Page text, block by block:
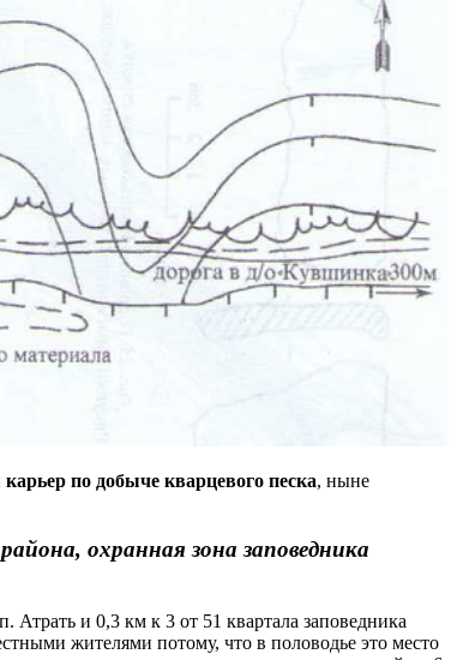
карьер по добыче кварцевого песка, ныне
охранная зона заповедника
Атрать и 0,3 км к 3 от 51 квартала заповедника
жителями потому, что в половодье это место